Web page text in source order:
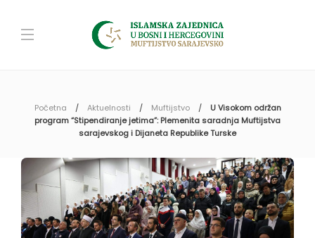
Početna Aktuelnosti Muftijstvo
U Visokom održan
program “Stipendiranje jetima”: Plemenita saradnja Muftijstva
sarajevskog i Dijaneta Republike Turske